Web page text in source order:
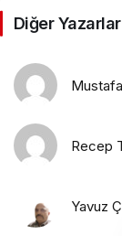
Diğer Yazarlar
Recep
Yavuz